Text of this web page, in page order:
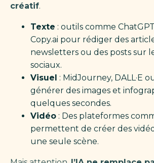
créatif.
Texte : outils comme
Copy.ai pour rédiger des
newsletters ou des posts sur
sociaux.
Visuel : MidJourney, DALL·E
générer des images et
quelques secondes.
Vidéo : Des plateformes
permettent de créer des
une seule scène.